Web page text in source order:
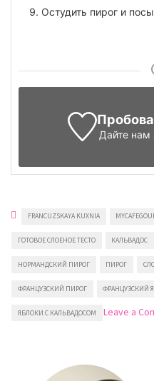
Остудить пирог и
Дайте нам
FRANCUZSKAYA KUXNIA
ГОТОВОЕ СЛОЕНОЕ ТЕСТО КАЛЬВАДОС
НОРМАНДСКИЙ ПИРОГ ПИРОГ
ФРАНЦУЗСКИЙ ПИРОГ ФРАНЦУЗСКИЙ
ЯБЛОКИ С КАЛЬВАДОСОМ Leave a